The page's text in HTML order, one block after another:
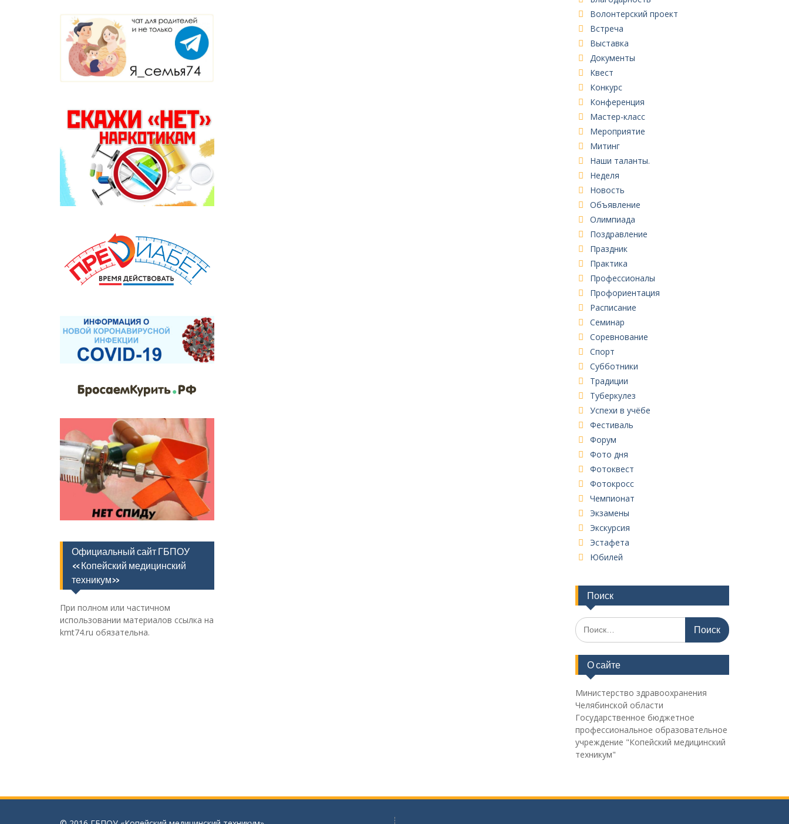
Волонтерский проект
Встреча
Выставка
Документы
Квест
Конкурс
Конференция
Мастер-класс
Мероприятие
Митинг
Наши таланты.
Неделя
Новость
Объявление
Олимпиада
Поздравление
Праздник
Практика
Профессионалы
Профориентация
Расписание
Семинар
Соревнование
Спорт
Субботники
Традиции
Туберкулез
Успехи в учёбе
Фестиваль
Форум
Фото дня
Фотоквест
Фотокросс
Чемпионат
Экзамены
Экскурсия
Эстафета
Юбилей
Поиск
Поиск
по:
О сайте
Министерство здравоохранения
Челябинской области
Государственное бюджетное
профессиональное образовательное
учреждение "Копейский медицинский
техникум"
Официальный сайт ГБПОУ
«Копейский медицинский
техникум»
При полном или частичном
использовании материалов ссылка на
kmt74.ru обязательна.